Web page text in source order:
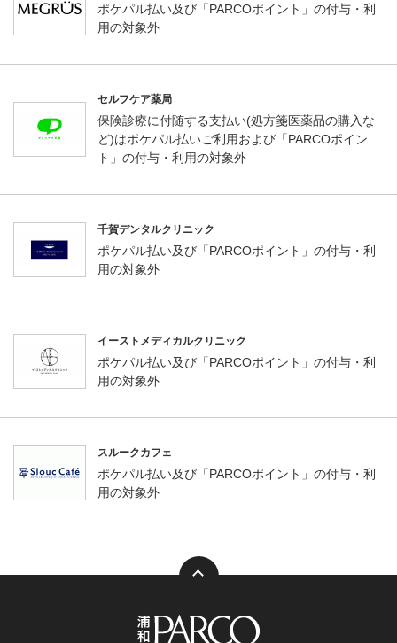
ポケパル払い及び「PARCOポイント」の付与・利
用の対象外
セルフケア薬局
保険診療に付随する支払い(処方箋医薬品の購入な
ど)はポケパル払いご利用および「PARCOポイン
ト」の付与・利用の対象外
千賀デンタルクリニック
ポケパル払い及び「PARCOポイント」の付与・利
用の対象外
イーストメディカルクリニック
ポケパル払い及び「PARCOポイント」の付与・利
用の対象外
スルークカフェ
ポケパル払い及び「PARCOポイント」の付与・利
用の対象外